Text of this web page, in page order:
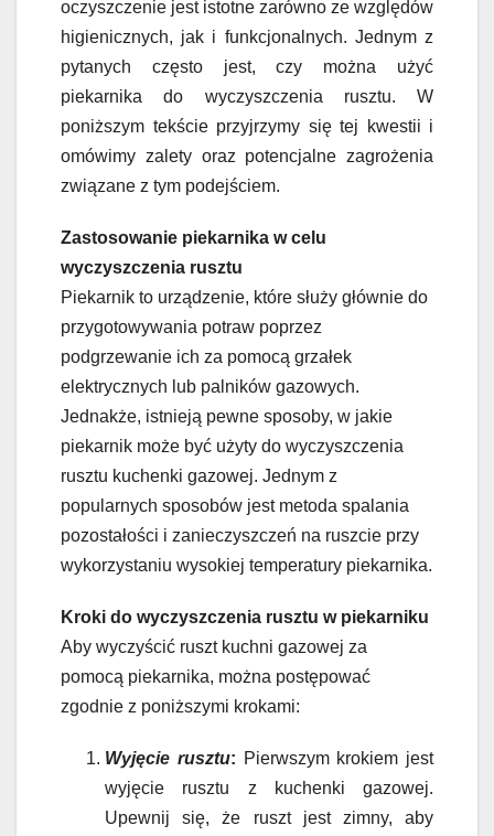
oczyszczenie jest istotne zarówno ze względów
higienicznych, jak i funkcjonalnych. Jednym z
pytanych często jest, czy można użyć
piekarnika do wyczyszczenia rusztu. W
poniższym tekście przyjrzymy się tej kwestii i
omówimy zalety oraz potencjalne zagrożenia
związane z tym podejściem.
Zastosowanie piekarnika w celu
wyczyszczenia rusztu
Piekarnik to urządzenie, które służy głównie do
przygotowywania potraw poprzez
podgrzewanie ich za pomocą grzałek
elektrycznych lub palników gazowych.
Jednakże, istnieją pewne sposoby, w jakie
piekarnik może być użyty do wyczyszczenia
rusztu kuchenki gazowej. Jednym z
popularnych sposobów jest metoda spalania
pozostałości i zanieczyszczeń na ruszcie przy
wykorzystaniu wysokiej temperatury piekarnika.
Kroki do wyczyszczenia rusztu w piekarniku
Aby wyczyścić ruszt kuchni gazowej za
pomocą piekarnika, można postępować
zgodnie z poniższymi krokami:
Wyjęcie rusztu: Pierwszym krokiem jest
wyjęcie rusztu z kuchenki gazowej.
Upewnij się, że ruszt jest zimny, aby